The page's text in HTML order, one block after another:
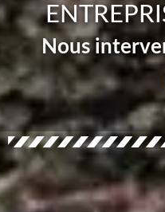
Nous